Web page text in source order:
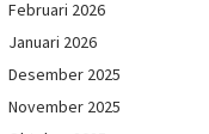
Februari 2026
Januari 2026
Desember 2025
November 2025